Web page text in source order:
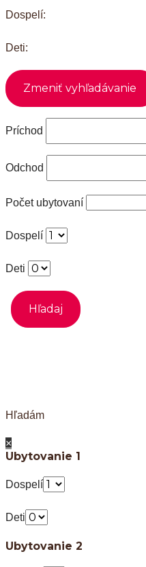
Dospelí:
Deti:
Príchod
Odchod
Počet ubytovaní
Dospelí
Deti
Hľadám
×
Ubytovanie 1
Dospelí
Deti
Ubytovanie 2